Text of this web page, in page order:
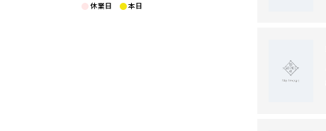
休業日 本日